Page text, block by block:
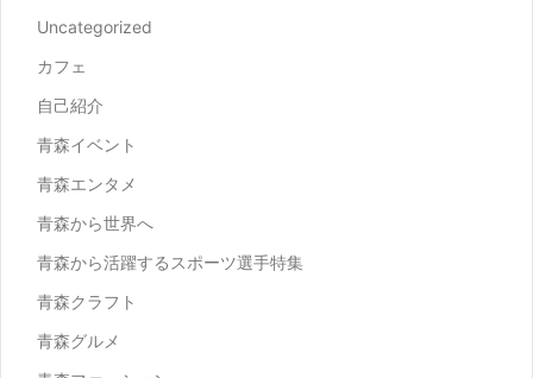
Uncategorized
カフェ
自己紹介
青森イベント
青森エンタメ
青森から世界へ
青森から活躍するスポーツ選手特集
青森クラフト
青森グルメ